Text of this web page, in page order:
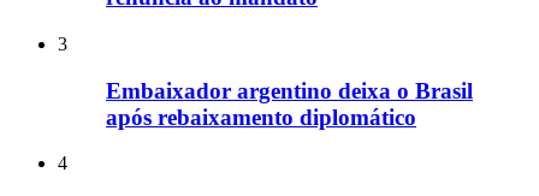
3
Embaixador argentino deixa o Brasil
após rebaixamento diplomático
4